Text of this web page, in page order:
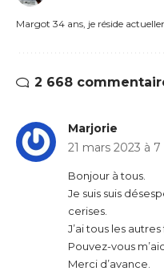
Margot 34 ans, je réside
2 668
Marjorie
21 mars 2023 à 7
Bonjour à tous.
Je suis suis
cerises.
J’ai tous les
Pouvez-vous
Merci d’avance.